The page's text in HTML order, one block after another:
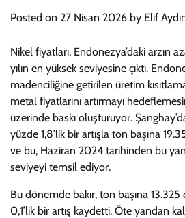
Posted on 27 Nisan 2026 by Elif
Nikel fiyatları, Endonezya’daki arzın
yılın en yüksek seviyesine çıktı.
madenciliğine getirilen üretim
metal fiyatlarını artırmayı
üzerinde baskı oluşturuyor.
yüzde 1,8’lik bir artışla ton başına
ve bu, Haziran 2024 tarihinden bu
seviyeyi temsil ediyor.
Bu dönemde bakır, ton başına 13.325
0,1’lik bir artış kaydetti. Öte yandan